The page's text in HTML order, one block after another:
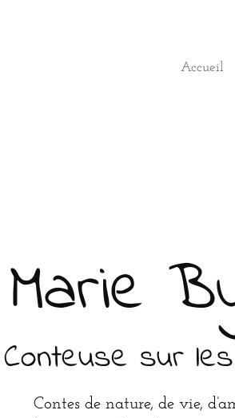
Accueil
Marie
Conteuse sur
Contes de nature, de vie,